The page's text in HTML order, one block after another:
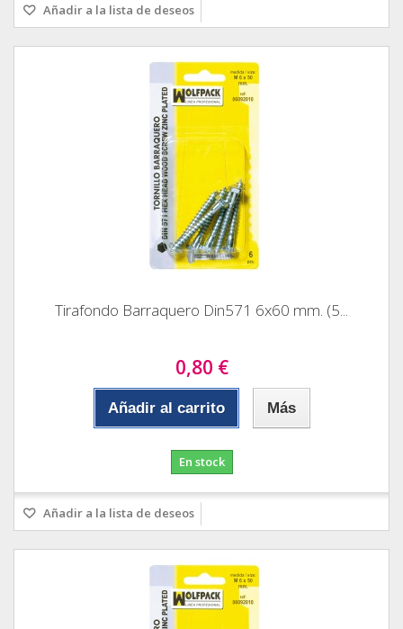
Añadir a la lista de deseos
Tirafondo Barraquero Din571 6x60 mm. (5...
0,80 €
Añadir al carrito Más
En stock
Añadir a la lista de deseos